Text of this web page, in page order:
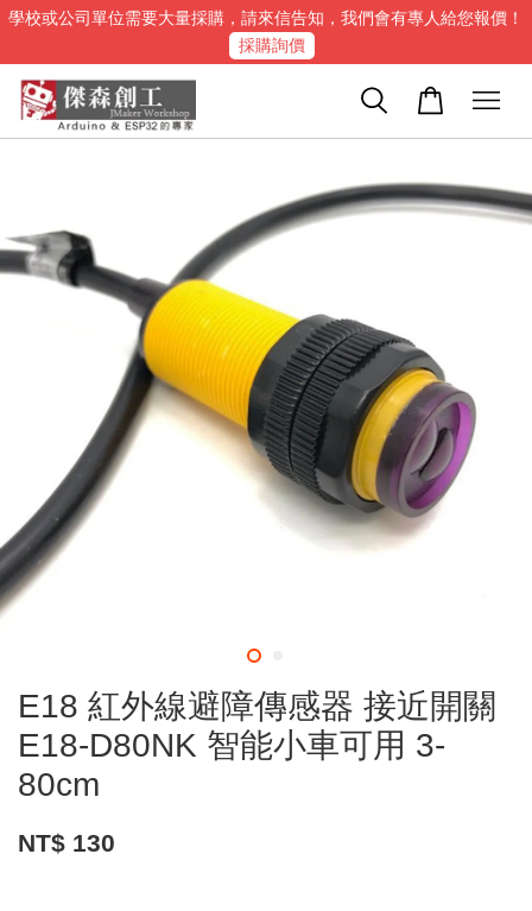
學校或公司單位需要大量採購，請來信告知，我們會有專人給您報價！
採購詢價
E18 紅外線避障傳感器 接近開關
E18-D80NK 智能小車可用 3-
80cm
NT$ 130